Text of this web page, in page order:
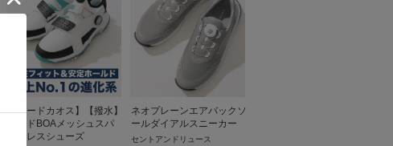
【コードカオス】【撥水】
ミッドBOAメッシュスパ
イクレスシューズ
ネオプレーンエアバックソ
ールダイアルスニーカー
セントアンドリュース